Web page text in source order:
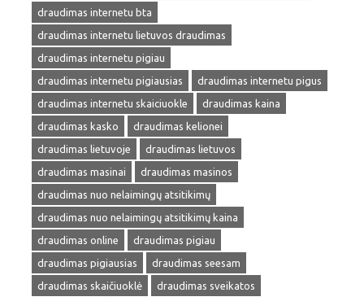
draudimas internetu bta
draudimas internetu lietuvos draudimas
draudimas internetu pigiau
draudimas internetu pigiausias
draudimas internetu pigus
draudimas internetu skaiciuokle
draudimas kaina
draudimas kasko
draudimas kelionei
draudimas lietuvoje
draudimas lietuvos
draudimas masinai
draudimas masinos
draudimas nuo nelaimingų atsitikimų
draudimas nuo nelaimingų atsitikimų kaina
draudimas online
draudimas pigiau
draudimas pigiausias
draudimas seesam
draudimas skaičiuoklė
draudimas sveikatos